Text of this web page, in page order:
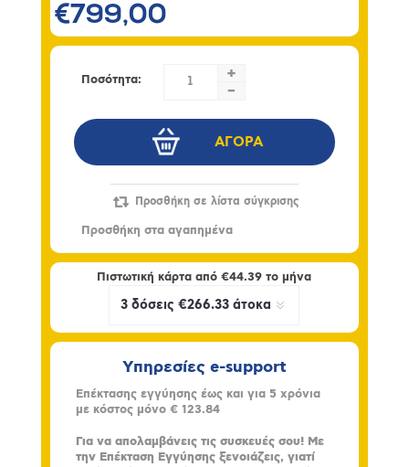
€799,00
Ποσότητα:
+
-
Πιστωτική κάρτα από€44.39 το μήνα
Υπηρεσίες e-support
Επέκτασης εγγύησης έως και για 5 χρόνια
με κόστος μόνο € 123.84
Για να απολαμβάνεις τις συσκευές σου! Με
την Επέκταση Εγγύησης ξενοιάζεις, γιατί